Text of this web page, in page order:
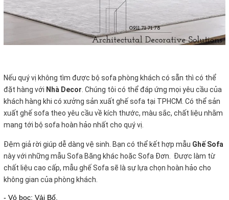
Nếu quý vị không tìm được bộ sofa phòng khách có sẵn thì có thể
đặt hàng với Nhà Decor. Chúng tôi có thể đáp ứng mọi yêu cầu của
khách hàng khi có xưởng sản xuất ghế sofa tại TPHCM. Có thể sản
xuất ghế sofa theo yêu cầu về kích thước, màu sắc, chất liệu nhằm
mang tới bộ sofa hoàn hảo nhất cho quý vị.
Đệm giả rời giúp dễ dàng vệ sinh. Bạn có thể kết hợp mẫu Ghế Sofa
này với những mẫu Sofa Băng khác hoặc Sofa Đơn. Được làm từ
chất liệu cao cấp, mẫu ghế Sofa sẽ là sự lựa chọn hoàn hảo cho
không gian của phòng khách.
- Vỏ bọc: Vải Bố.